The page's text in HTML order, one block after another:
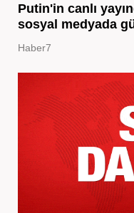
Putin'in canlı
sosyal medyada
Haber7